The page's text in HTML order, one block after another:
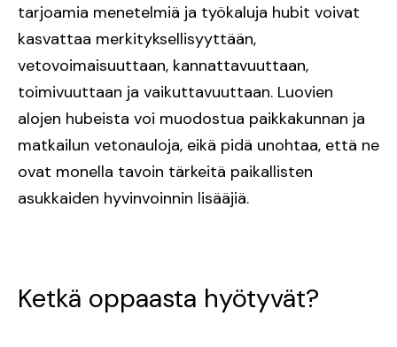
tarjoamia menetelmiä ja työkaluja hubit voivat
kasvattaa merkityksellisyyttään,
vetovoimaisuuttaan, kannattavuuttaan,
toimivuuttaan ja vaikuttavuuttaan. Luovien
alojen hubeista voi muodostua paikkakunnan ja
matkailun vetonauloja, eikä pidä unohtaa, että ne
ovat monella tavoin tärkeitä paikallisten
asukkaiden hyvinvoinnin lisääjiä.
Ketkä oppaasta hyötyvät?